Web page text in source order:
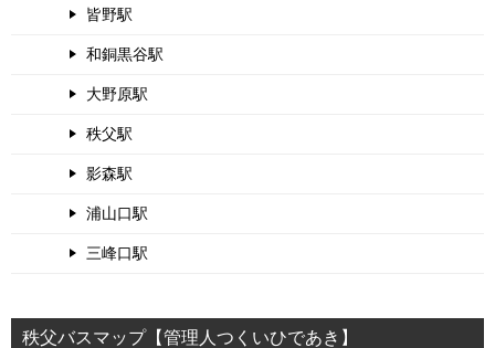
皆野駅
和銅黒谷駅
大野原駅
秩父駅
影森駅
浦山口駅
三峰口駅
秩父バスマップ【管理人つくいひであき】